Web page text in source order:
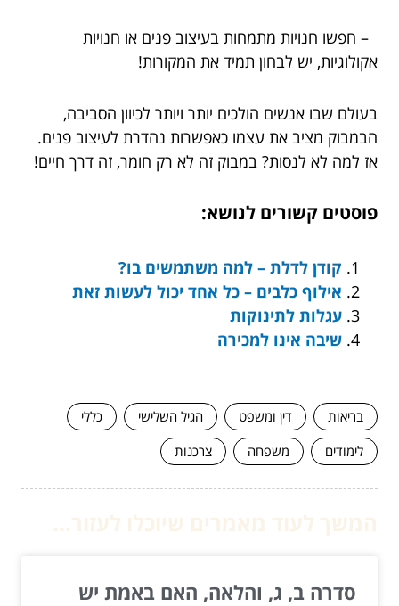
– חפשו חנויות מתמחות בעיצוב פנים או חנויות
אקולוגיות, יש לבחון תמיד את המקורות!
בעולם שבו אנשים הולכים יותר ויותר לכיוון הסביבה,
הבמבוק מציב את עצמו כאפשרות נהדרת לעיצוב פנים.
אז למה לא לנסות? במבוק זה לא רק חומר, זה דרך חיים!
פוסטים קשורים לנושא:
קודן לדלת – למה משתמשים בו?
אילוף כלבים – כל אחד יכול לעשות זאת
עגלות לתינוקות
שיבה אינו למכירה
בריאות דין ומשפט הגיל השלישי
כללי
לימודים
משפחה צרכנות
סדרה ב, ג, והלאה, האם באמת יש